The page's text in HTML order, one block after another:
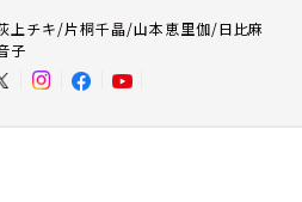
上チキ/片桐千晶/山本恵里伽/日比麻
子